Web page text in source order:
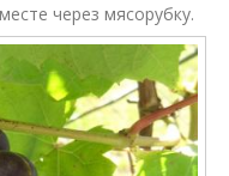
через мясорубку.